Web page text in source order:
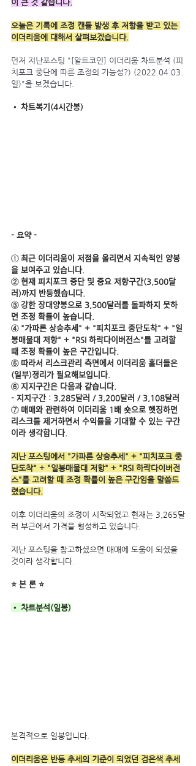
이 큰 것 같습니다.
오늘은 기록에 조정 캔들 발생 후 저항을 받고 있는
이더리움에 대해서 살펴보겠습니다.
먼저 지난포스팅 "[알트코인] 이더리움 차트분석 (피
치포크 중단에 따른 조정의 가능성?) (2022.04.03.
일)"을 보겠습니다.
• 차트복기(4시간봉)
- 요약 -
① 최근 이더리움이 저점을 올리면서 지속적인 양봉
을 보여주고 있습니다.
② 현재 피치포크 중단 및 중요 저항구간(3,500달
러)까지 반등했습니다.
③ 강한 장대양봉으로 3,500달러를 돌파하지 못하
면 조정 확률이 높습니다.
④ "가파른 상승추세" + "피치포크 중단도착" + "일
봉매물대 저항" + "RSI 하락다이버전스"를 고려할
때 조정 확률이 높은 구간입니다.
⑤ 따라서 리스크관리 측면에서 이더리움 홀더들은
(일부)정리가 필요해보입니다.
⑥ 지지구간은 다음과 같습니다.
- 지지구간 : 3,285달러 / 3,200달러 / 3,108달러
⑦ 매매와 관련하여 이더리움 1배 숏으로 헷징하면
리스크를 제거하면서 수익률을 기대할 수 있는 구간
이라 생각합니다.
지난 포스팅에서 "가파른 상승추세" + "피치포크 중
단도착" + "일봉매물대 저항" + "RSI 하락다이버전
스"를 고려할 때 조정 확률이 높은 구간임을 말씀드
렸습니다.
이후 이더리움의 조정이 시작되었고 현재는 3,265달
러 부근에서 가격을 형성하고 있습니다.
지난 포스팅을 참고하셨으면 매매에 도움이 되셨을
것이라 생각합니다.
⭐ 본 론 ⭐
• 차트분석(일봉)
본격적으로 일봉입니다.
이더리움은 반등 추세의 기준이 되었던 검은색 추세